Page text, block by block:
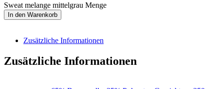
Sweat melange mittelgrau Menge
In den Warenkorb
Zusätzliche Informationen
Zusätzliche Informationen